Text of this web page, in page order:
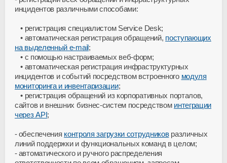
инцидентов различными способами:
• регистрация специалистом Service Desk;
• автоматическая регистрация обращений, поступающих
на выделенный e-mail;
• с помощью настраиваемых веб-форм;
• автоматическая регистрация инфраструктурных
инцидентов и событий посредством встроенного модуля
мониторинга и инвентаризации;
• регистрация обращений из корпоративных порталов,
сайтов и внешних бизнес-систем посредством интеграции
через API;
обеспечения контроля загрузки сотрудниковразличных
линий поддержки и функциональных команд в целом;
автоматического и ручного распределения